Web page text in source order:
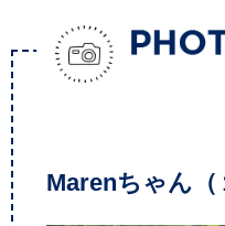
Marenちゃん（